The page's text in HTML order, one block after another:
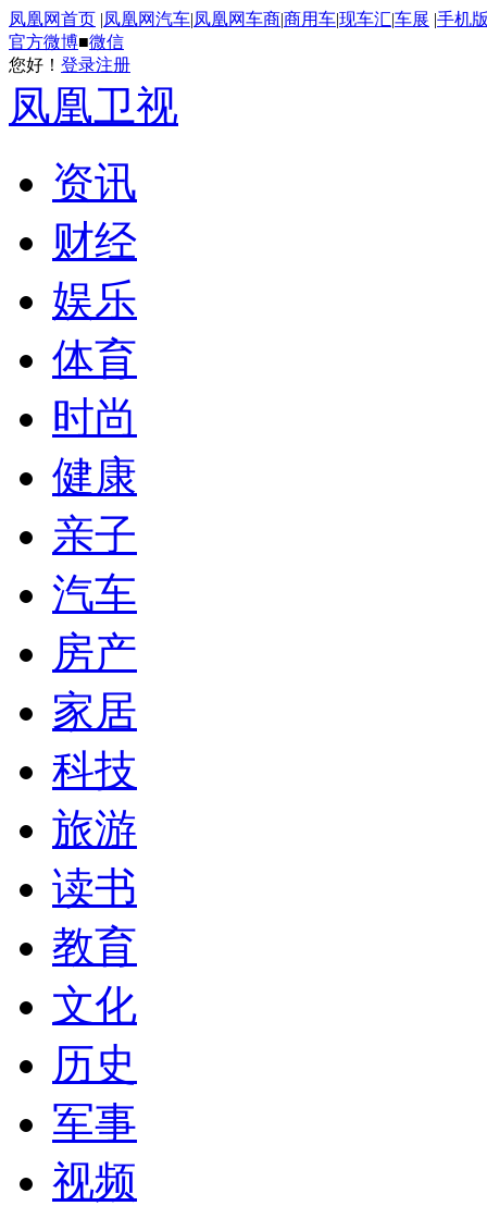
凤凰网首页 |凤凰网汽车|凤凰网车商|商用车|现车汇|车展 |手机
官方微博■微信
您好！ 登录注册
凤凰卫视
资讯
财经
娱乐
体育
时尚
健康
亲子
汽车
房产
家居
科技
旅游
读书
教育
文化
历史
军事
视频